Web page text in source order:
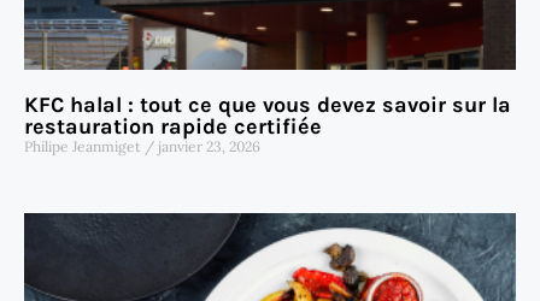
KFC halal : tout ce que vous devez savoir sur la
restauration rapide certifiée
Philipe Jeanmiget janvier 23, 2026